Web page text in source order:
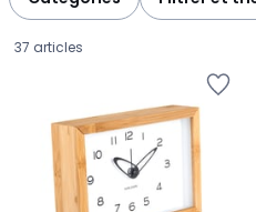
37 articles